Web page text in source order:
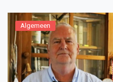
Algemeen